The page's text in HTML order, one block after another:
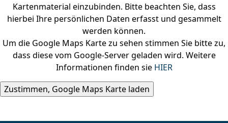
Kartenmaterial einzubinden. Bitte beachten Sie, dass
hierbei Ihre persönlichen Daten erfasst und gesammelt
werden können.
Um die Google Maps Karte zu sehen stimmen Sie bitte zu,
dass diese vom Google-Server geladen wird. Weitere
Informationen finden sie HIER